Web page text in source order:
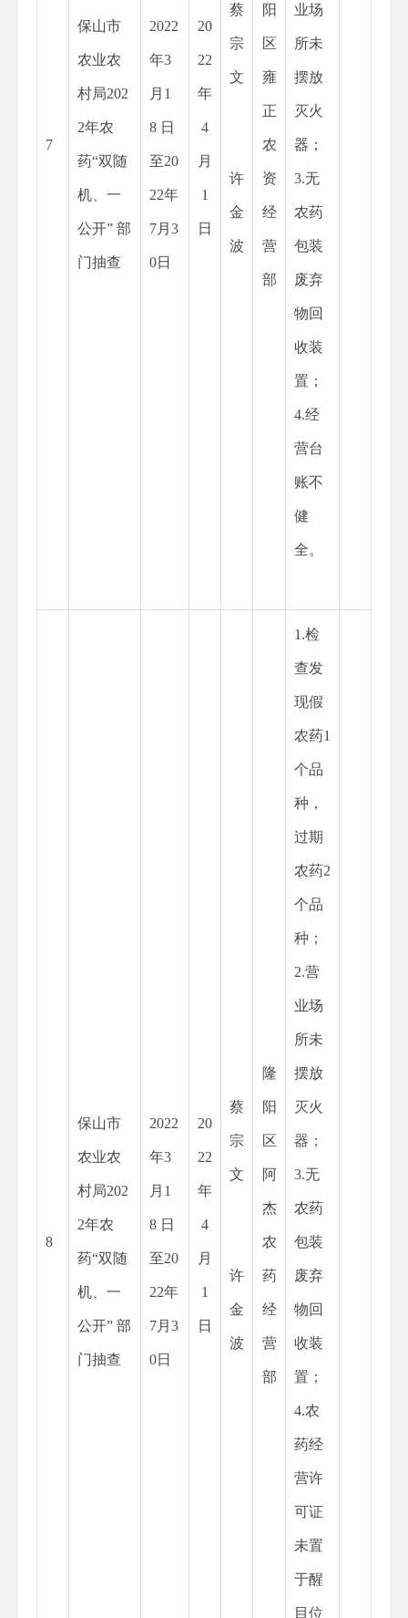
7
保山市
农业农
村局202
2年农
药“双随
机、一
公开” 部
门抽查
2022
年3
月1
8 日
至20
22年
7月3
0日
20
22
年
4
月
1
日
蔡
宗
文
许
金
波
阳
区
雍
正
农
资
经
营
部
业场
所未
摆放
灭火
器；
3.无
农药
包装
废弃
物回
收装
置；
4.经
营台
账不
健
全。
8
保山市
农业农
村局202
2年农
药“双随
机、一
公开” 部
门抽查
2022
年3
月1
8 日
至20
22年
7月3
0日
20
22
年
4
月
1
日
蔡
宗
文
许
金
波
隆
阳
区
阿
杰
农
药
经
营
部
1.检
查发
现假
农药1
个品
种，
过期
农药2
个品
种；
2.营
业场
所未
摆放
灭火
器；
3.无
农药
包装
废弃
物回
收装
置；
4.农
药经
营许
可证
未置
于醒
目位